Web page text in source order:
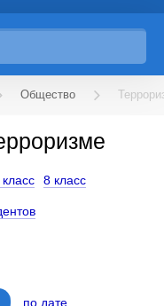
Общество
8 класс
по дате